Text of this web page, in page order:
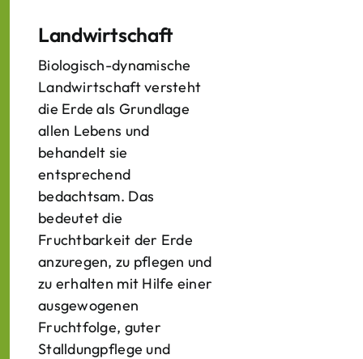
Landwirtschaft
Biologisch-dynamische
Landwirtschaft versteht
die Erde als Grundlage
allen Lebens und
behandelt sie
entsprechend
bedachtsam. Das
bedeutet die
Fruchtbarkeit der Erde
anzuregen, zu pflegen und
zu erhalten mit Hilfe einer
ausgewogenen
Fruchtfolge, guter
Stalldungpflege und